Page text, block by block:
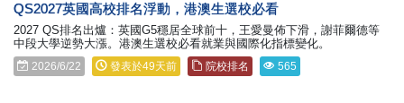
QS2027英國高校排名浮動，港澳生選校必看
2027 QS排名出爐：英國G5穩居全球前十，王愛曼佈下滑，謝菲爾德等
中段大學逆勢大漲。港澳生選校必看就業與國際化指標變化。
2026/6/22 發表於49天前 院校排名 565